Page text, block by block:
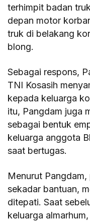
terhimpit badan
depan motor
truk di belakang
blong.
Sebagai respons,
TNI Kosasih
kepada keluarga
itu, Pangdam juga
sebagai bentuk
keluarga anggota
saat bertugas.
Menurut
sekadar bantuan,
ditepati. Saat
keluarga